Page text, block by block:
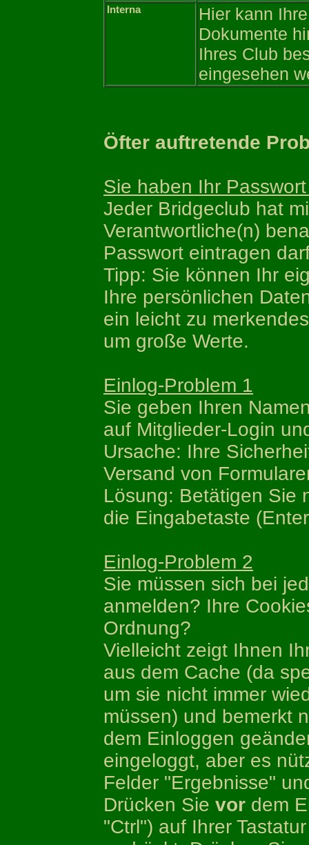
Interna
Hier kann
Dokumente
Ihres Club
eingesehen
Öfter auftretende
Sie haben Ihr
Jeder Bridgeclub hat
Verantwortliche(n)
Passwort eintragen
Tipp: Sie können Ihr
Ihre persönlichen
ein leicht zu
um große Werte.
Einlog-Problem 1
Sie geben Ihren
auf Mitglieder-Login
Ursache: Ihre
Versand von
Lösung: Betätigen Sie
die Eingabetaste
Einlog-Problem 2
Sie müssen sich bei
anmelden? Ihre
Ordnung?
Vielleicht zeigt Ihnen
aus dem Cache (da
um sie nicht immer
müssen) und bemerkt
dem Einloggen
eingeloggt, aber es
Felder "Ergebnisse"
Drücken Sie vor dem
"Ctrl") auf Ihrer